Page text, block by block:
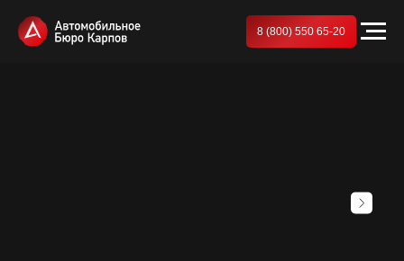
8 (800) 550 65-20